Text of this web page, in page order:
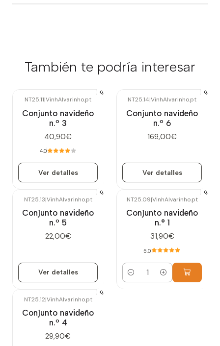
También te podría interesar
NT25.11|VinhAlvarinho.pt
Conjunto navideño
n.º 3
40,90€
4.0
Ver detalles
NT25.14|VinhAlvarinho.pt
Conjunto navideño
n.º 6
169,00€
Ver detalles
NT25.13|VinhAlvarinho.pt
Conjunto navideño
n.º 5
22,00€
Ver detalles
NT25.09|VinhAlvarinho.pt
Conjunto navideño
n.° 1
31,90€
5.0
Cantidad
NT25.12|VinhAlvarinho.pt
Conjunto navideño
n.º 4
29,90€